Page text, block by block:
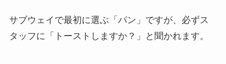
サブウェイで最初に選ぶ「パン」ですが、必ずス
タッフに「トーストしますか？」と聞かれます。